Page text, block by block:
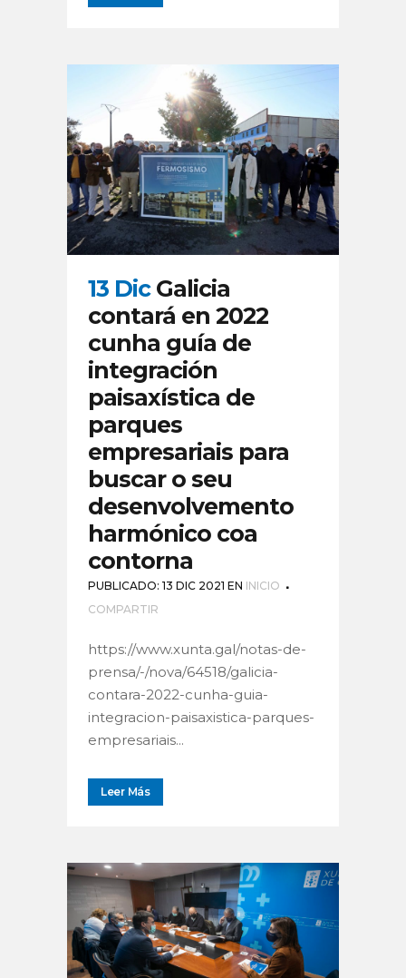
13 Dic Galicia
contará en 2022
cunha guía de
integración
paisaxística de
parques
empresariais para
buscar o seu
desenvolvemento
harmónico coa
contorna
PUBLICADO: 13 DIC 2021 EN INICIO
COMPARTIR
https://www.xunta.gal/notas-de-
prensa/-/nova/64518/galicia-
contara-2022-cunha-guia-
integracion-paisaxistica-parques-
empresariais...
Leer Más